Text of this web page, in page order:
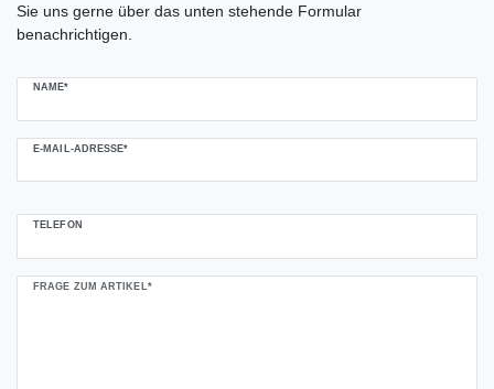
Sie uns gerne über das unten stehende Formular
benachrichtigen.
NAME*
E-MAIL-ADRESSE*
TELEFON
FRAGE ZUM ARTIKEL*